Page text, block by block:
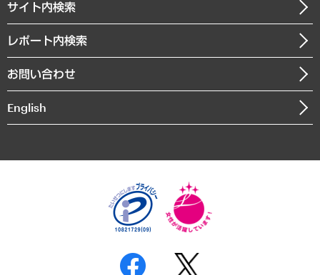
まちづくり・観光・交通・スポーツ・スマートシティ
自然資源・農林水産業・食料システム
メディア掲載・出演
沿革
組織図・本部部室紹介
インドネシア現地法人
個人情報保護方針
反社会的勢力に対する基本方針
サイト内検索
レポート内検索
お問い合わせ
English